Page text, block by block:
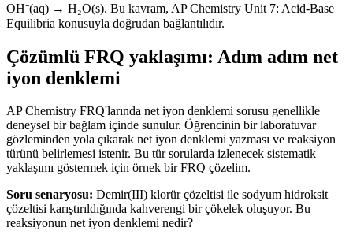
OH⁻(aq) → H₂O(s). Bu kavram, AP Chemistry Unit 7: Acid-Base
Equilibria konusuyla doğrudan bağlantılıdır.
Çözümlü FRQ yaklaşımı: Adım adım net
iyon denklemi
AP Chemistry FRQ'larında net iyon denklemi sorusu genellikle
deneysel bir bağlam içinde sunulur. Öğrencinin bir laboratuvar
gözleminden yola çıkarak net iyon denklemi yazması ve reaksiyon
türünü belirlemesi istenir. Bu tür sorularda izlenecek sistematik
yaklaşımı göstermek için örnek bir FRQ çözelim.
Soru senaryosu: Demir(III) klorür çözeltisi ile sodyum hidroksit
çözeltisi karıştırıldığında kahverengi bir çökelek oluşuyor. Bu
reaksiyonun net iyon denklemi nedir?